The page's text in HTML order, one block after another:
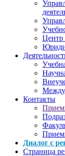
Центр
Контакты
Диалог с
Страница